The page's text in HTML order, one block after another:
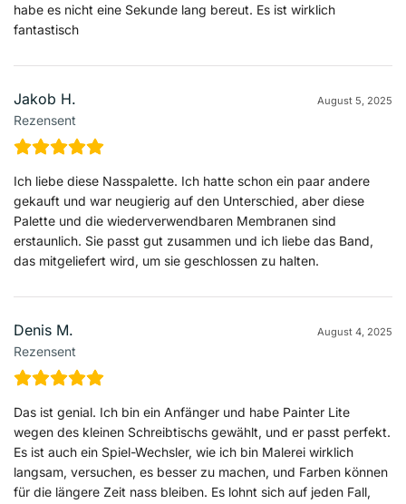
habe es nicht eine Sekunde lang bereut. Es ist wirklich
fantastisch
Jakob H.
Rezensent
August 5, 2025
Ich liebe diese Nasspalette. Ich hatte schon ein paar andere
gekauft und war neugierig auf den Unterschied, aber diese
Palette und die wiederverwendbaren Membranen sind
erstaunlich. Sie passt gut zusammen und ich liebe das Band,
das mitgeliefert wird, um sie geschlossen zu halten.
Denis M.
Rezensent
August 4, 2025
Das ist genial. Ich bin ein Anfänger und habe Painter Lite
wegen des kleinen Schreibtischs gewählt, und er passt perfekt.
Es ist auch ein Spiel-Wechsler, wie ich bin Malerei wirklich
langsam, versuchen, es besser zu machen, und Farben können
für die längere Zeit nass bleiben. Es lohnt sich auf jeden Fall,